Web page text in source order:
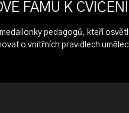
FAMU K
pedagogů, kteří
o vnitřních pravidlech